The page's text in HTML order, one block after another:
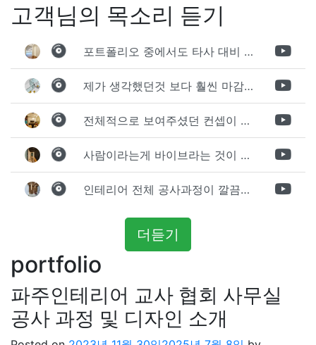
고객님의 목소리 듣기
포트폴리오 중에서도 타사 대비 상세하게 진행되는것 같다는 느낌을 많이 받았습니다. 시공 기반과 디자인기반의 인테리어 회사의 차이점을 알게되었는데 인테리어 디자인 기반의 회사와의 컨텍이 굉장히 만족스러웠습니다.
제가 생각했던것 보다 훨씬 마감이 멋있게 잘 나왔습니다. 바닥 이라던지 벽지색상 그리고 통유리로 추천 해주신것도 참 좋았습니다. 916의 노하우를 잘 살려서 공사는 잘 마무리 된것 같습니다.
전체적으로 보여주셨던 컨셉이 너무 마음에 들었고 실장님께서 개인적으로 만족감 있는 공사를 하고 있다는 느낌이 좋았습니다.
사람이라는게 바이브라는 것이 다 있고 뽐어져 나오는 에너지가 있다고 생각을 합니다. 사람이 가장중요하기 때문에 처음 만났을때 실장님의 에너지가 좋았고 첫인상으로 업체를 선정하게 되었습니다.
인테리어 전체 공사과정이 깔끔하게 진행이 되었고 공사 후 A/S도 빠르게 충실하게 진행을 해주셨습니다.
더듣기
portfolio
파주인테리어 교사 협회 사무실
공사 과정 및 디자인 소개